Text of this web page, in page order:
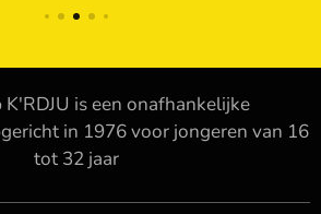
K'RDJU is een onafhankelijke
in 1976 voor jongeren van 16
tot 32 jaar